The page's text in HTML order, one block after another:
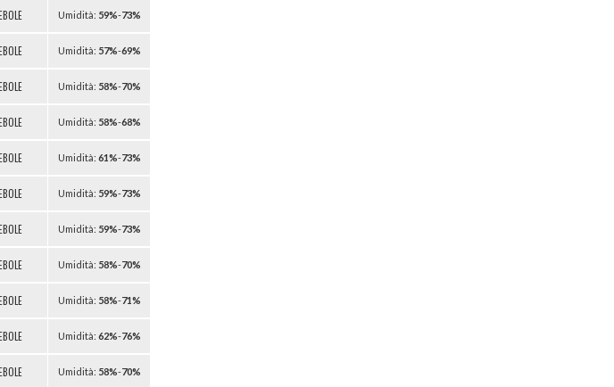
Umidità: 59%-73%
Umidità: 57%-69%
Umidità: 58%-70%
Umidità: 58%-68%
Umidità: 61%-73%
Umidità: 59%-73%
Umidità: 59%-73%
Umidità: 58%-70%
Umidità: 58%-71%
Umidità: 62%-76%
Umidità: 58%-70%